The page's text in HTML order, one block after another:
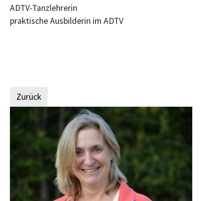
ADTV-Tanzlehrerin
praktische Ausbilderin im ADTV
Zurück